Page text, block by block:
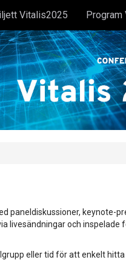
Vitalis2025
paneldiskussioner, keynote-
livesändningar och inspelade
eller tid för att enkelt